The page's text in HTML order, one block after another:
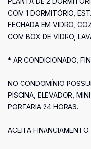
COM 1 DORMITÓRIO,
FECHADA EM VIDRO,
COM BOX DE VIDRO,
* AR CONDICIONADO,
NO CONDOMÍNIO
PISCINA, ELEVADOR,
PORTARIA 24 HORAS.
ACEITA FINANCIAMENTO.